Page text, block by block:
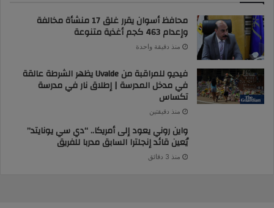
محافظ أسوان يقرر غلق 17 منشأة مخالفة
وإعدام 463 كجم أغذية متنوعة
منذ دقيقة واحدة
فيديو للمراقبة من Uvalde يظهر الشرطة عالقة
في مدخل المدرسة | إطلاق نار في مدرسة
تكساس
منذ دقيقتين
واين روني يعود إلى أمريكا.. “دي سي يونايتد”
يُعين قائد إنجلترا السابق مدربا للفريق
منذ 3 دقائق